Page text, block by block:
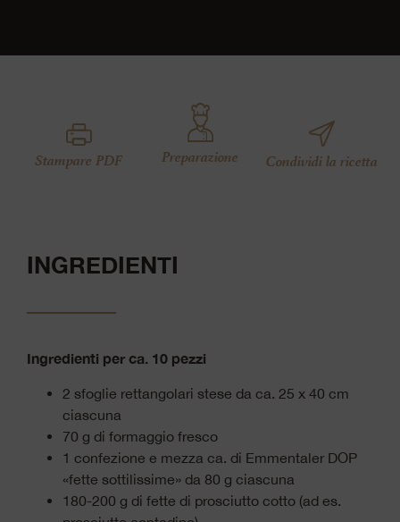
Stampare PDF Preparazione Condividi la ricetta
INGREDIENTI
Ingredienti per ca. 10 pezzi
2 sfoglie rettangolari stese da ca. 25 x 40 cm
ciascuna
70 g di formaggio fresco
1 confezione e mezza ca. di Emmentaler DOP
«fette sottilissime» da 80 g ciascuna
180-200 g di fette di prosciutto cotto (ad es.